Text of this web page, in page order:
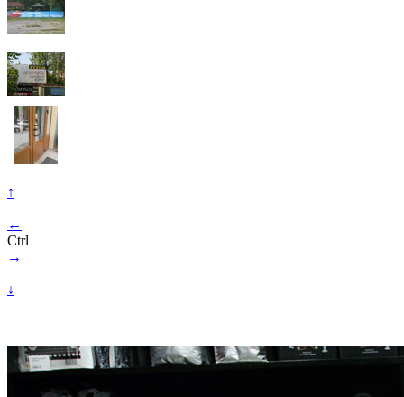
↑
←
Ctrl
→
↓